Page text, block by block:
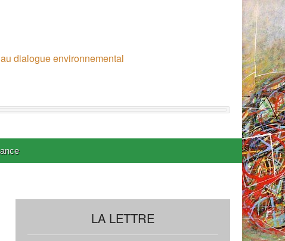
dialogue environnemental
LA LETTRE